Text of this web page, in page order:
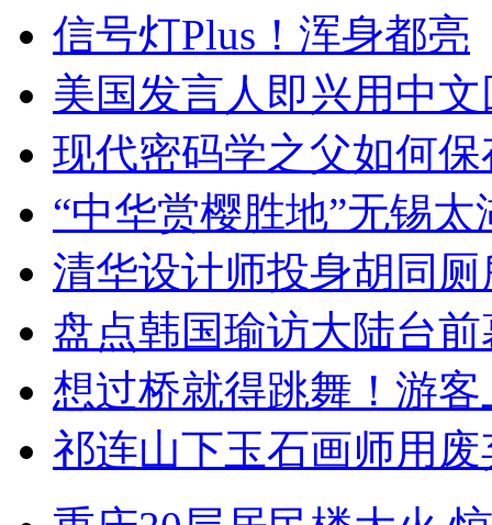
信号灯Plus！浑身都亮
美国发言人即兴用中
现代密码学之父如何
“中华赏樱胜地”无锡
清华设计师投身胡同
盘点韩国瑜访大陆台
想过桥就得跳舞！游客
祁连山下玉石画师用